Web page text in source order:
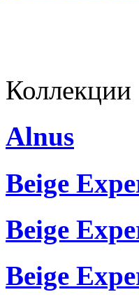
Коллекции
Alnus
Beige
Beige
Beige